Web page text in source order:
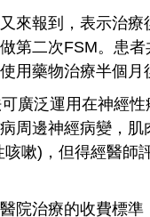
來報到，表示治
第二次FSM。患
用藥物治療半個月
廣泛運用在神經
周邊神經病變，
咳嗽)，但得經醫師
院治療的收費標